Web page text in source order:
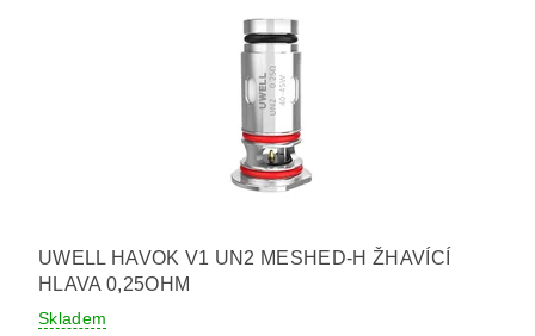
UWELL HAVOK V1 UN2 MESHED-H ŽHAVÍCÍ
HLAVA 0,25OHM
Skladem